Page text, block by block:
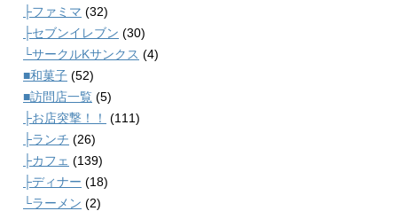
├ファミマ (32)
├セブンイレブン (30)
└サークルKサンクス (4)
■和菓子 (52)
■訪問店一覧 (5)
├お店突撃！！
(111)
├ランチ (26)
├カフェ (139)
├ディナー (18)
└ラーメン (2)